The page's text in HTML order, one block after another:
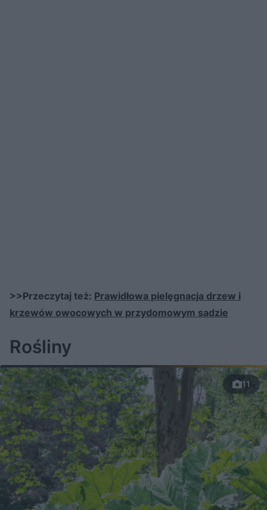
>>Przeczytaj też: Prawidłowa pielęgnacja drzew i
krzewów owocowych w przydomowym sadzie
Rośliny
11